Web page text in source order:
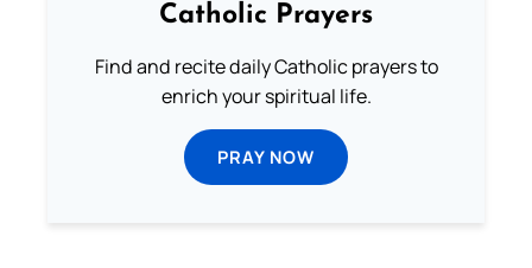
Catholic Prayers
Find and recite daily Catholic prayers to
enrich your spiritual life.
PRAY NOW